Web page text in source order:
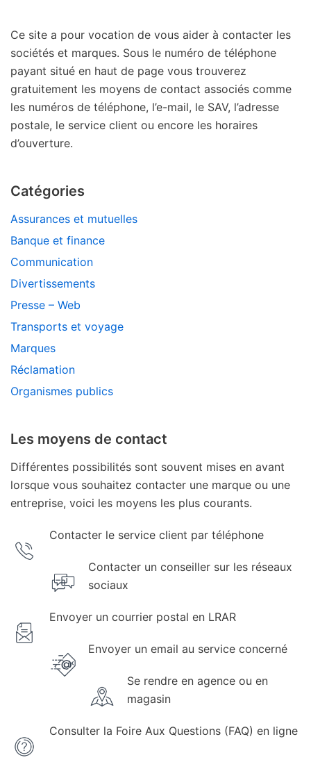
Ce site a pour vocation de vous aider à contacter les
sociétés et marques. Sous le numéro de téléphone
payant situé en haut de page vous trouverez
gratuitement les moyens de contact associés comme
les numéros de téléphone, l’e-mail, le SAV, l’adresse
postale, le service client ou encore les horaires
d’ouverture.
Catégories
Assurances et mutuelles
Banque et finance
Communication
Divertissements
Presse – Web
Transports et voyage
Marques
Réclamation
Organismes publics
Les moyens de contact
Différentes possibilités sont souvent mises en avant
lorsque vous souhaitez contacter une marque ou une
entreprise, voici les moyens les plus courants.
Contacter le service client par téléphone
Contacter un conseiller sur les réseaux
sociaux
Envoyer un courrier postal en LRAR
Envoyer un email au service concerné
Se rendre en agence ou en
magasin
Consulter la Foire Aux Questions (FAQ) en ligne